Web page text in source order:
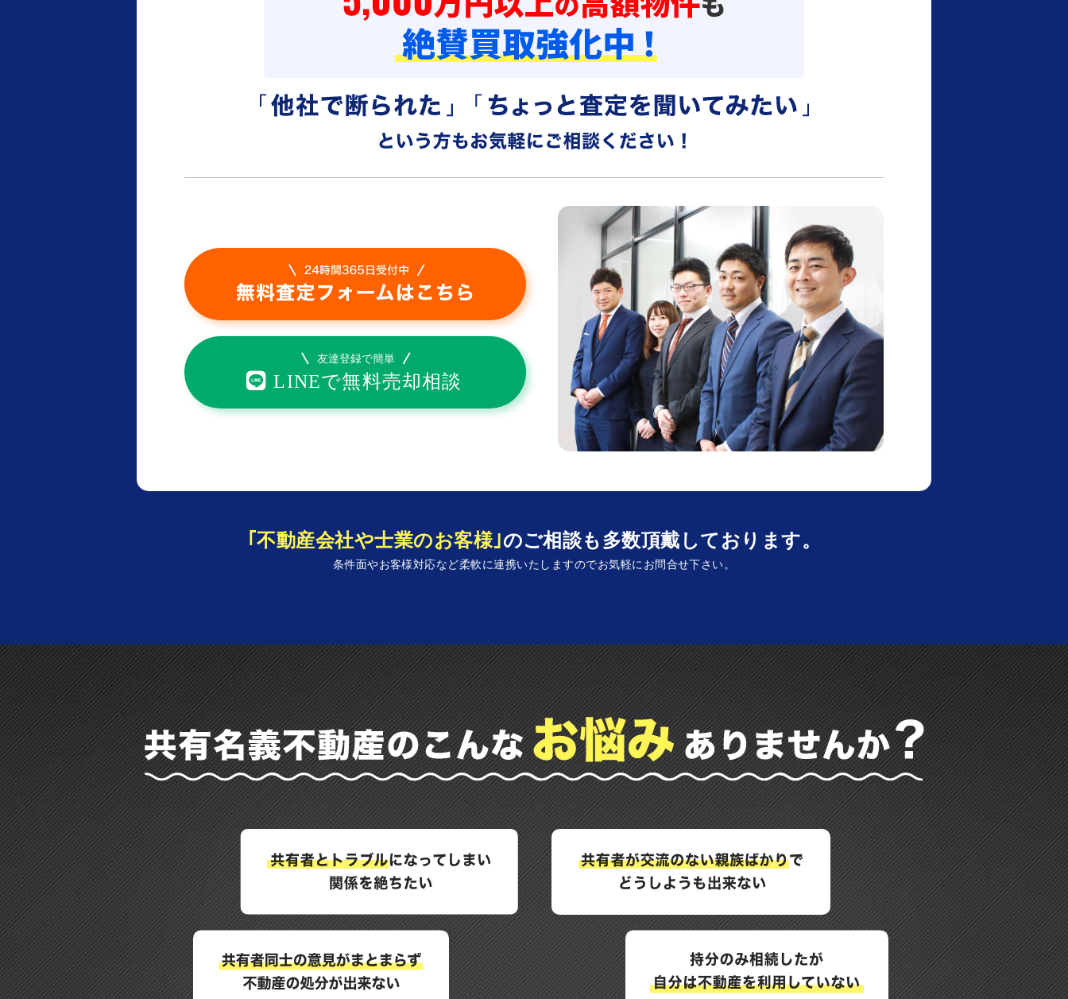
｢不動産会社や士業のお客様｣のご相談も多数頂戴しております。
条件面やお客様対応など柔軟に連携いたしますのでお気軽にお問合せ下さい。